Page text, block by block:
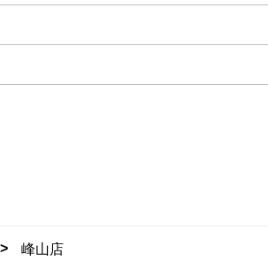
> 峰山店